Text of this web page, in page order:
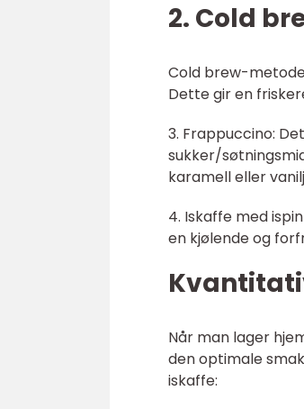
2. Cold
Cold brew-
Dette gir en
3. Frappuccino:
sukker/
karamell eller
4. Iskaffe med
en kjølende og
Når man lager
den optimale
iskaffe: